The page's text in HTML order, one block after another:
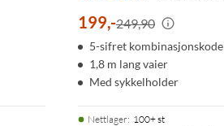
199,-249,90
5-sifret kombinasjonskode
1,8 m lang vaier
Med sykkelholder
Nettlager: 100+ st